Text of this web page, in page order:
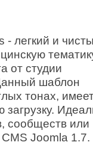
- легкий и
от студии
шаблон
тонах,
сообществ или
Joomla 1.7.